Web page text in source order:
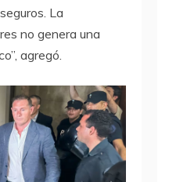
La
no genera una
agregó.